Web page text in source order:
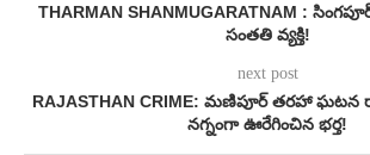
THARMAN SHANMUGARATNAM :
సంతతి వ్యక్తి!
next post
RAJASTHAN CRIME: మణిపూర్‌ తరహా ఘటన
నగ్నంగా ఊరేగించిన భర్త!